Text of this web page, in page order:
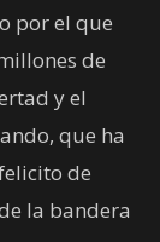
por el que
de
y el
que ha
de
la bandera